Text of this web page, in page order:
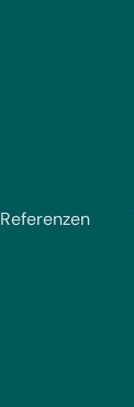
Referenzen